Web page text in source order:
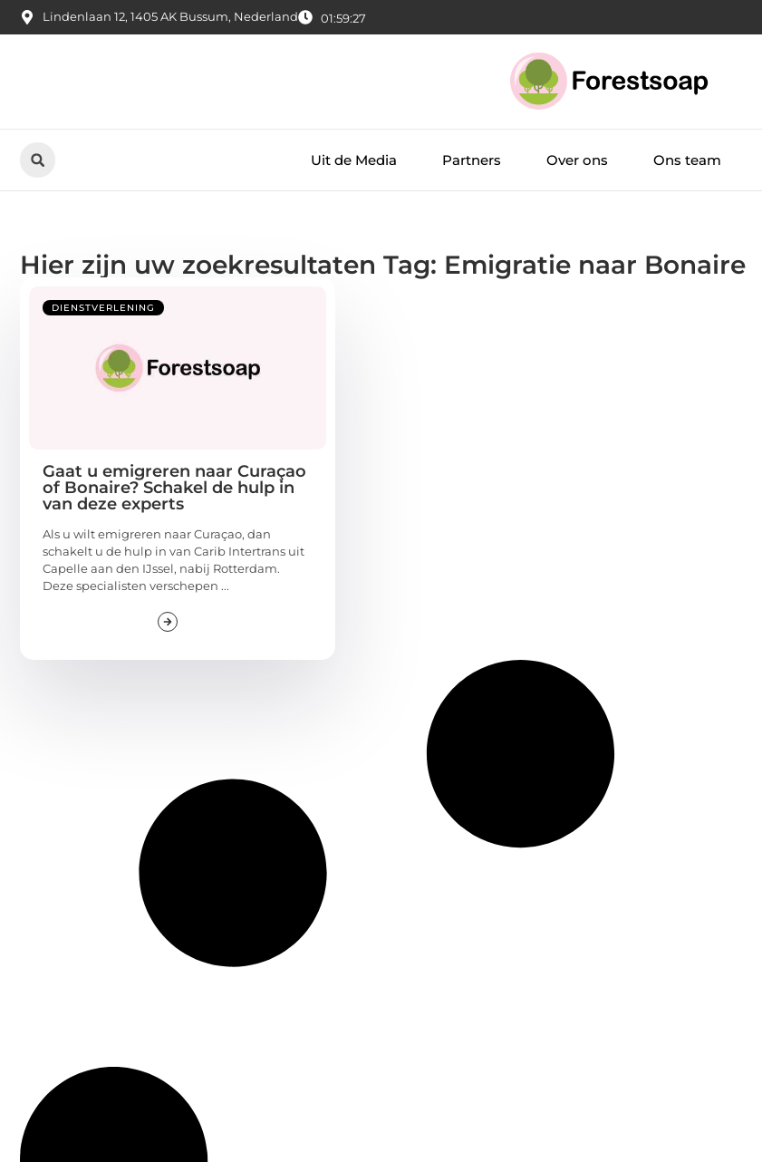
Lindenlaan 12, 1405 AK Bussum, Nederland 01:59:27
Uit de Media Partners Over ons Ons team
Hier zijn uw zoekresultaten Tag: Emigratie naar Bonaire
DIENSTVERLENING
Gaat u emigreren naar Curaçao
of Bonaire? Schakel de hulp in
van deze experts
Als u wilt emigreren naar Curaçao, dan
schakelt u de hulp in van Carib Intertrans uit
Capelle aan den IJssel, nabij Rotterdam.
Deze specialisten verschepen ...